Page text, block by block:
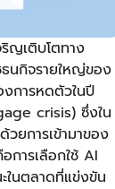
ริญเติบโตทาง
นกิจรายใหญ่ของ
การหดตัวในปี
crisis) ซึ่งใน
ยการเข้ามาของ
ารเลือกใช้ AI
ในตลาดที่แข่งขัน